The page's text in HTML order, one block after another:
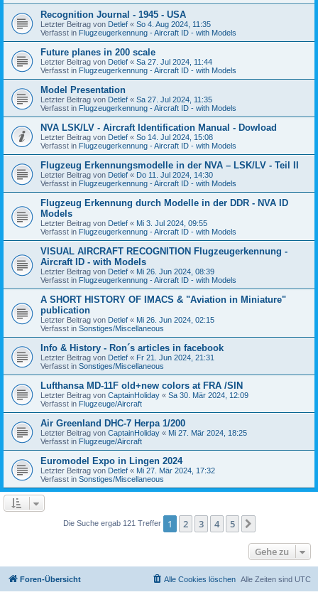
Recognition Journal - 1945 - USA
Letzter Beitrag von Detlef « So 4. Aug 2024, 11:35
Verfasst in Flugzeugerkennung - Aircraft ID - with Models
Future planes in 200 scale
Letzter Beitrag von Detlef « Sa 27. Jul 2024, 11:44
Verfasst in Flugzeugerkennung - Aircraft ID - with Models
Model Presentation
Letzter Beitrag von Detlef « Sa 27. Jul 2024, 11:35
Verfasst in Flugzeugerkennung - Aircraft ID - with Models
NVA LSK/LV - Aircraft Identification Manual - Dowload
Letzter Beitrag von Detlef « So 14. Jul 2024, 15:08
Verfasst in Flugzeugerkennung - Aircraft ID - with Models
Flugzeug Erkennungsmodelle in der NVA – LSK/LV - Teil II
Letzter Beitrag von Detlef « Do 11. Jul 2024, 14:30
Verfasst in Flugzeugerkennung - Aircraft ID - with Models
Flugzeug Erkennung durch Modelle in der DDR - NVA ID
Models
Letzter Beitrag von Detlef « Mi 3. Jul 2024, 09:55
Verfasst in Flugzeugerkennung - Aircraft ID - with Models
VISUAL AIRCRAFT RECOGNITION Flugzeugerkennung -
Aircraft ID - with Models
Letzter Beitrag von Detlef « Mi 26. Jun 2024, 08:39
Verfasst in Flugzeugerkennung - Aircraft ID - with Models
A SHORT HISTORY OF IMACS & "Aviation in Miniature"
publication
Letzter Beitrag von Detlef « Mi 26. Jun 2024, 02:15
Verfasst in Sonstiges/Miscellaneous
Info & History - Ron´s articles in facebook
Letzter Beitrag von Detlef « Fr 21. Jun 2024, 21:31
Verfasst in Sonstiges/Miscellaneous
Lufthansa MD-11F old+new colors at FRA /SIN
Letzter Beitrag von CaptainHoliday « Sa 30. Mär 2024, 12:09
Verfasst in Flugzeuge/Aircraft
Air Greenland DHC-7 Herpa 1/200
Letzter Beitrag von CaptainHoliday « Mi 27. Mär 2024, 18:25
Verfasst in Flugzeuge/Aircraft
Euromodel Expo in Lingen 2024
Letzter Beitrag von Detlef « Mi 27. Mär 2024, 17:32
Verfasst in Sonstiges/Miscellaneous
Die Suche ergab 121 Treffer 1 2 3 4 5
Gehe zu
Foren-Übersicht Alle Zeiten sind UTC
Alle Cookies löschen